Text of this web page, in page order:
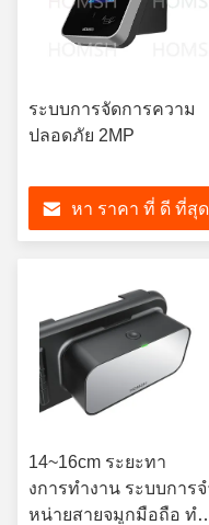
ระบบการจัดการความ
ปลอดภัย 2MP
หา ราคา ที่ ดี ที่สุด
14~16cm ระยะทา
งการทํางาน ระบบการจํ
หน่ายสายจมูกมือถือ ทํา